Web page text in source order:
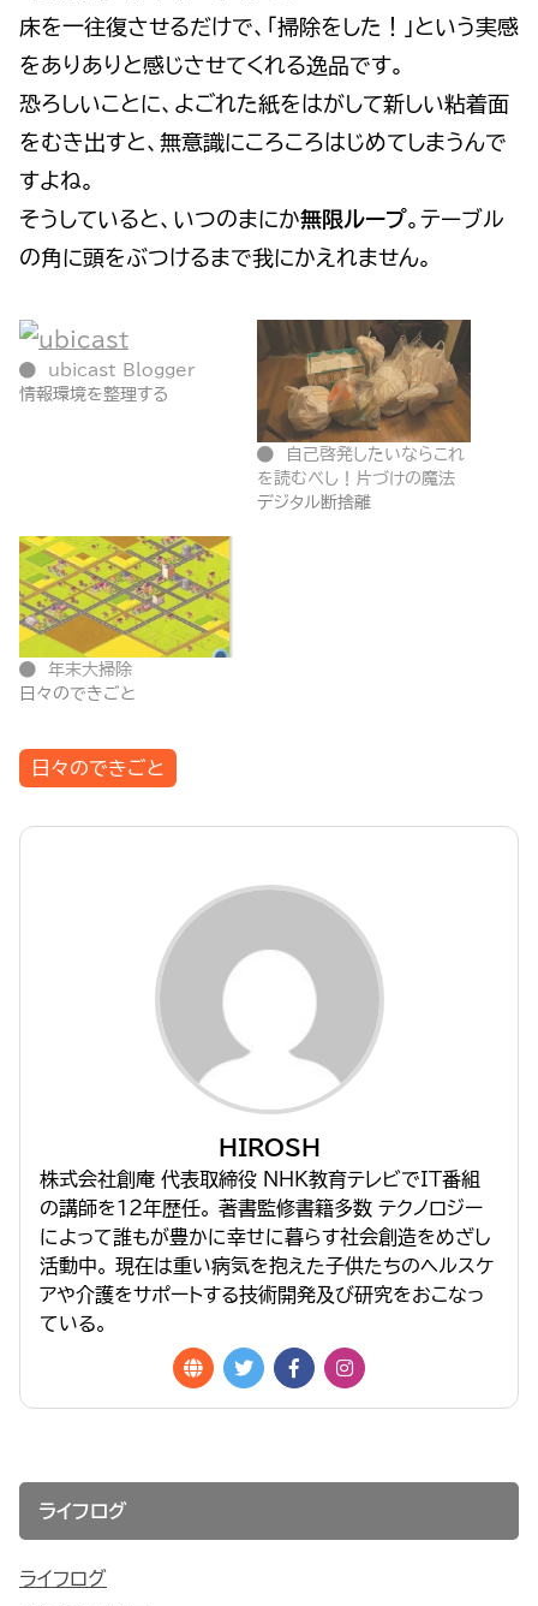
床を一往復させるだけで、「掃除をした！」という実感
をありありと感じさせてくれる逸品です。
恐ろしいことに、よごれた紙をはがして新しい粘着面
をむき出すと、無意識にころころはじめてしまうんで
すよね。
そうしていると、いつのまにか無限ループ。テーブル
の角に頭をぶつけるまで我にかえれません。
ubicast Blogger
情報環境を整理する
自己啓発したいならこれ
を読むべし！片づけの魔法
デジタル断捨離
年末大掃除
日々のできごと
日々のできごと
HIROSH
株式会社創庵 代表取締役 NHK教育テレビでIT番組
の講師を１２年歴任。 著書監修書籍多数 テクノロジー
によって誰もが豊かに幸せに暮らす社会創造をめざし
活動中。 現在は重い病気を抱えた子供たちのヘルスケ
アや介護をサポートする技術開発及び研究をおこなっ
ている。
ライフログ
ライフログ